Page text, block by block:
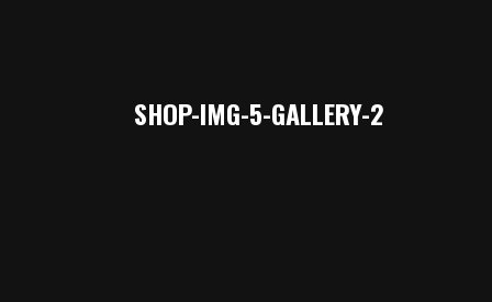
SHOP-IMG-5-GALLERY-2